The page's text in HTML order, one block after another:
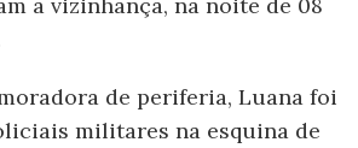
de periferia, Luana foi
militares na esquina de